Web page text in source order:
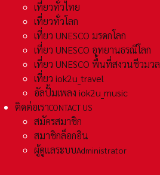
เที่ยวทั่วไทย
เที่ยวทั่วโลก
เที่ยว UNESCO มรดกโลก
เที่ยว UNESCO อุทยานธรณีโลก
เที่ยว UNESCO พื้นที่สงวนชีวมวล
เที่ยว iok2u_travel
อัลปั้มเพลง iok2u_music
ติดต่อเราCONTACT US
สมัครสมาชิก
สมาชิกล็อกอิน
ผู้ดูแลระบบAdministrator